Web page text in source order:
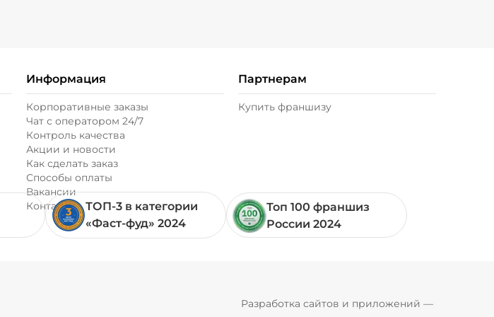
Информация
Корпоративные заказы
Чат с оператором 24/7
Контроль качества
Акции и новости
Как сделать заказ
Способы оплаты
Вакансии
Контакты
Партнерам
Купить франшизу
ТОП-3 в категории
«Фаст-фуд» 2024
Топ 100 франшиз
России 2024
Разработка сайтов и приложений —